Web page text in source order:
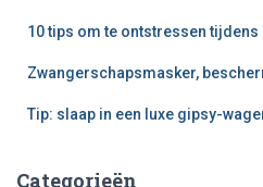
10 tips om te ontstressen
Zwangerschapsmasker,
Tip: slaap in een luxe gipsy-
Categorieën